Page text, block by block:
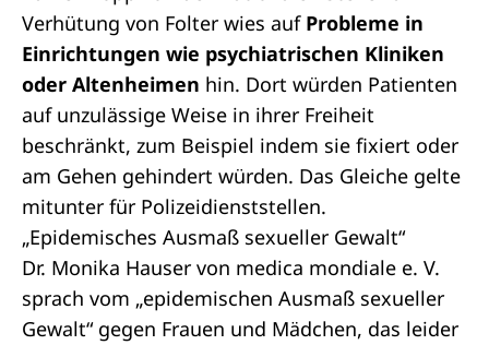
Verhütung von Folter wies auf Probleme in
Einrichtungen wie psychiatrischen Kliniken
oder Altenheimen hin. Dort würden Patienten
auf unzulässige Weise in ihrer Freiheit
beschränkt, zum Beispiel indem sie fixiert oder
am Gehen gehindert würden. Das Gleiche gelte
mitunter für Polizeidienststellen.
„Epidemisches Ausmaß sexueller Gewalt“
Dr. Monika Hauser von medica mondiale e. V.
sprach vom „epidemischen Ausmaß sexueller
Gewalt“ gegen Frauen und Mädchen, das leider